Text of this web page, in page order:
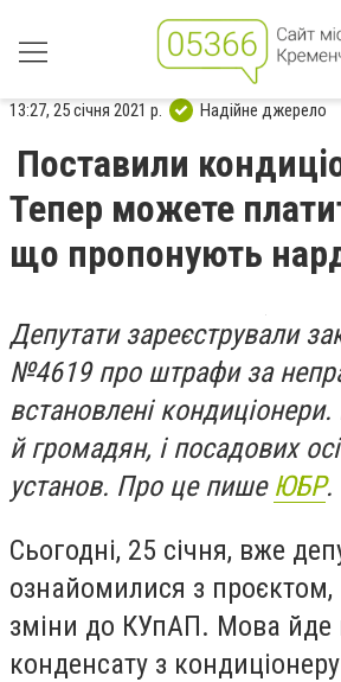
13:27, 25 січня 2021 р. Надійне джерело
Поставили
Тепер можете
що пропонують
Депутати зареєстрували
№4619 проштрафи за
встановлені кондиціонери.
й громадян, і посадових
установ. Про це пише ЮБР.
Сьогодні, 25 січня, вже
ознайомилися з
зміни до КУпАП. Мова йде
конденсату з